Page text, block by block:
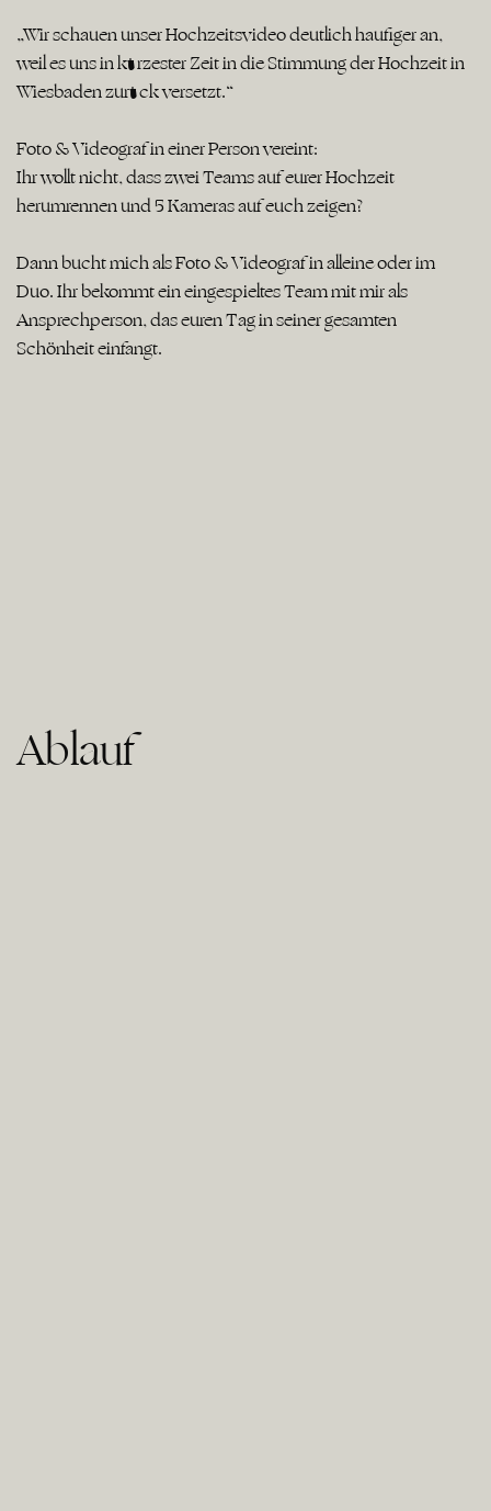
„Wir schauen unser Hochzeitsvideo deutlich häufiger an,
weil es uns in kürzester Zeit in die Stimmung der Hochzeit in
Wiesbaden zurück versetzt.“
Foto & Videograf in einer Person vereint:
Ihr wollt nicht, dass zwei Teams auf eurer Hochzeit
herumrennen und 5 Kameras auf euch zeigen?
Dann bucht mich als Foto & Videograf in alleine oder im
Duo. Ihr bekommt ein eingespieltes Team mit mir als
Ansprechperson, das euren Tag in seiner gesamten
Schönheit einfängt.
Ablauf